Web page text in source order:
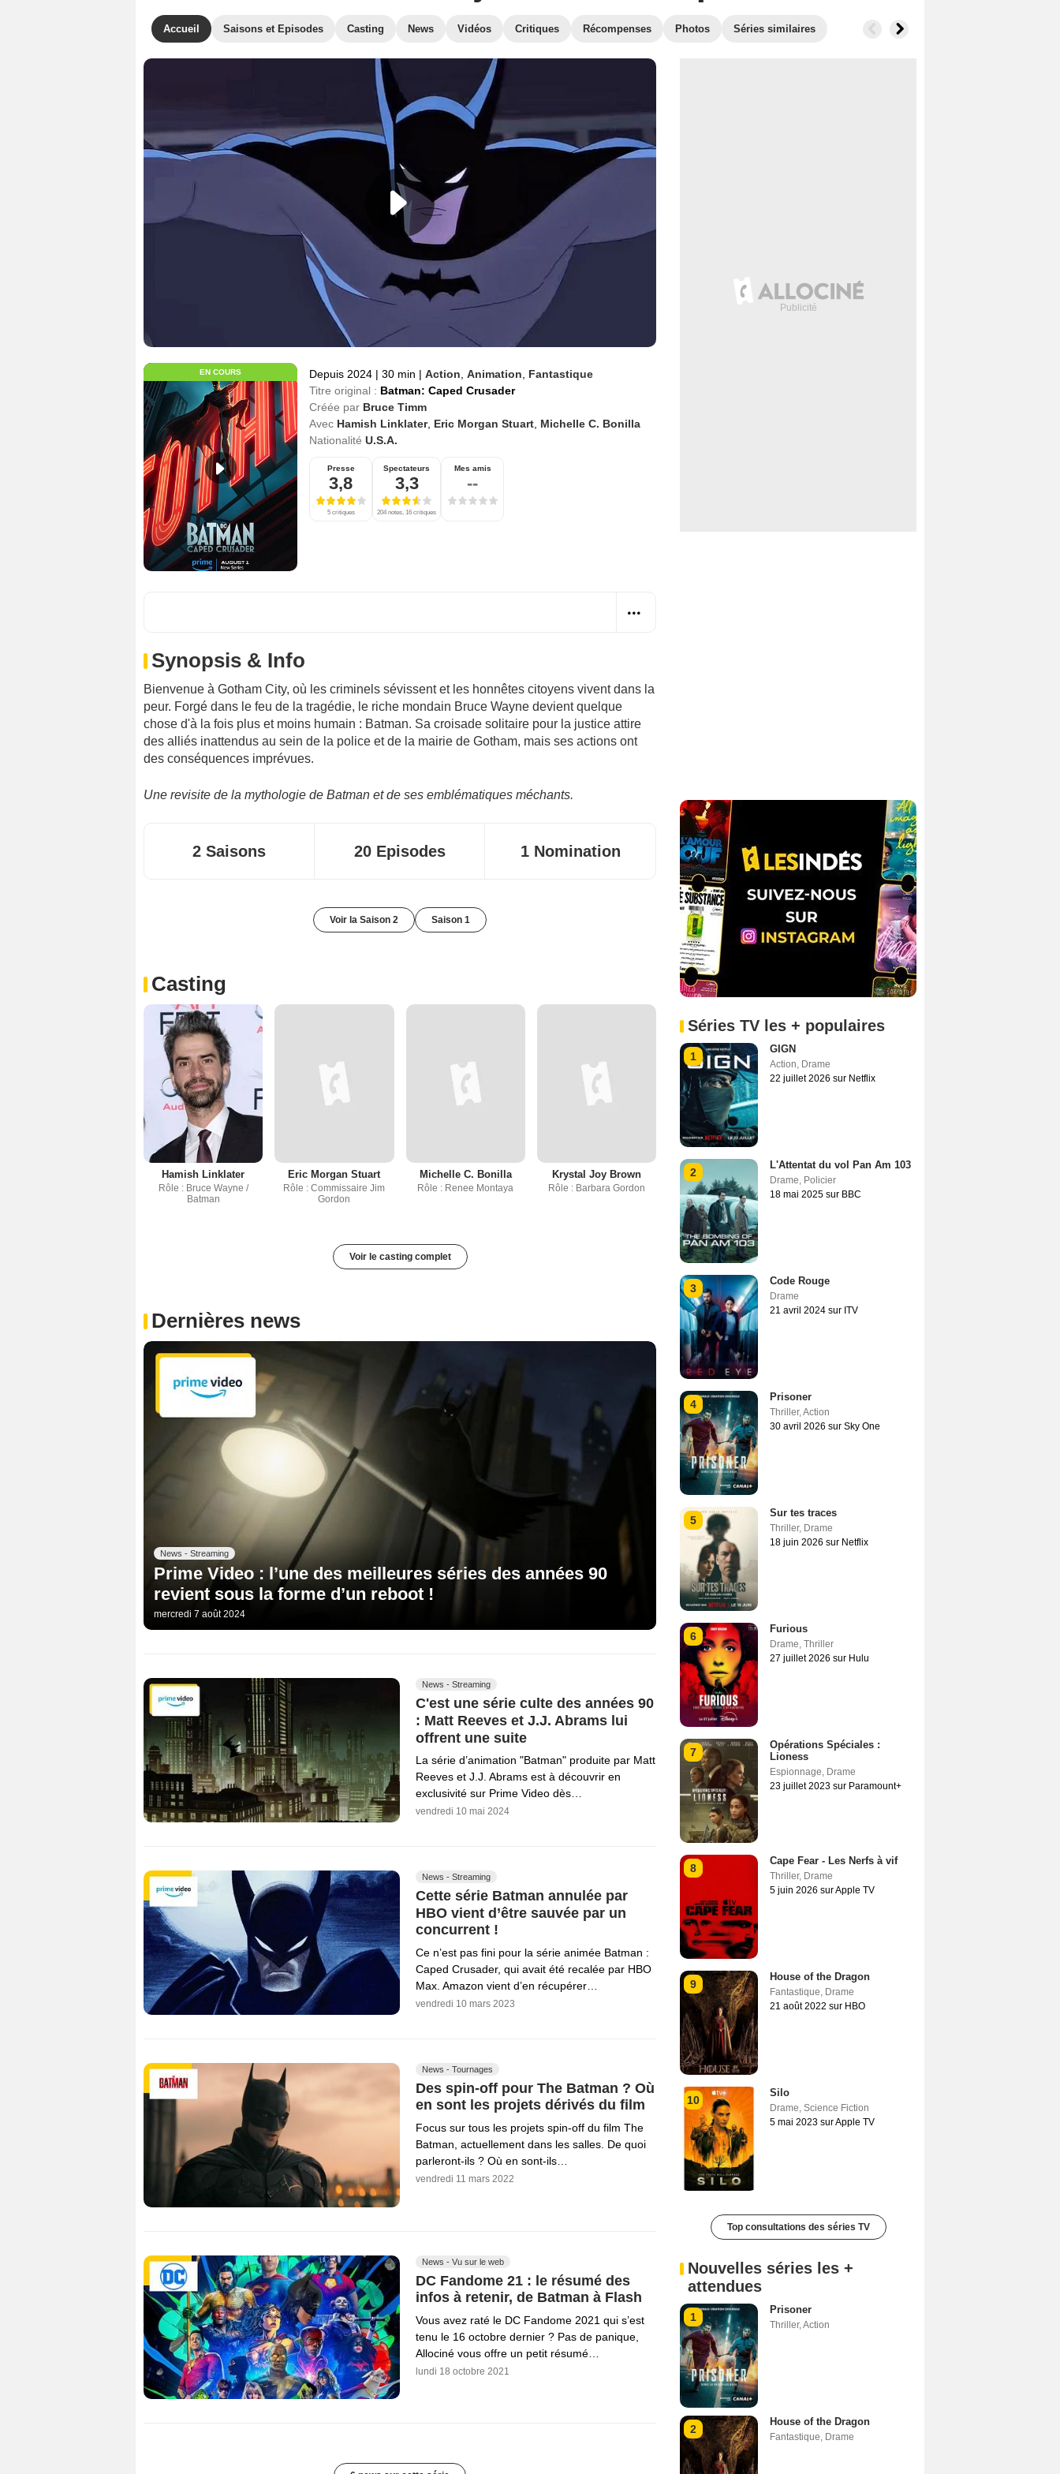
Accueil Saisons et Episodes Casting News Vidéos Critiques Récompenses Photos Séries similaires
EN COURS Depuis 2024 | 30 min | Action Animation
Fantastique
Titre original : Batman: Caped Crusader
Créée par Bruce Timm
Avec Hamish Linklater, Eric Morgan Stuart Michelle C. Bonilla
Nationalité U.S.A.
Presse
3,8
5 critiques
Spectateurs
3,3
204 notes, 16 critiques
Mes amis
--
Synopsis & Info
Bienvenue à Gotham City, où les criminels sévissent et les honnêtes citoyens vivent dans la
peur. Forgé dans le feu de la tragédie, le riche mondain Bruce Wayne devient quelque
chose d'à la fois plus et moins humain : Batman. Sa croisade solitaire pour la justice attire
des alliés inattendus au sein de la police et de la mairie de Gotham, mais ses actions ont
des conséquences imprévues.
Une revisite de la mythologie de Batman et de ses emblématiques méchants.
2 Saisons 20 Episodes 1 Nomination
Voir la Saison 2 Saison 1
Casting
Hamish Linklater
Rôle : Bruce Wayne /
Batman
Eric Morgan Stuart
Rôle : Commissaire Jim
Gordon
Michelle C. Bonilla
Rôle : Renee Montaya
Krystal Joy Brown
Rôle : Barbara Gordon
Voir le casting complet
Dernières news
News - Streaming
Prime Video : l’une des meilleures séries des années 90
revient sous la forme d’un reboot !
mercredi 7 août 2024
News - Streaming
C'est une série culte des années 90
: Matt Reeves et J.J. Abrams lui
offrent une suite
La série d’animation "Batman" produite par Matt
Reeves et J.J. Abrams est à découvrir en
exclusivité sur Prime Video dès…
vendredi 10 mai 2024
News - Streaming
Cette série Batman annulée par
HBO vient d’être sauvée par un
concurrent !
Ce n’est pas fini pour la série animée Batman :
Caped Crusader, qui avait été recalée par HBO
Max. Amazon vient d’en récupérer…
vendredi 10 mars 2023
News - Tournages
Des spin-off pour The Batman ? Où
en sont les projets dérivés du film
Focus sur tous les projets spin-off du film The
Batman, actuellement dans les salles. De quoi
parleront-ils ? Où en sont-ils…
vendredi 11 mars 2022
News - Vu sur le web
DC Fandome 21 : le résumé des
infos à retenir, de Batman à Flash
Vous avez raté le DC Fandome 2021 qui s’est
tenu le 16 octobre dernier ? Pas de panique,
Allociné vous offre un petit résumé…
lundi 18 octobre 2021
Séries TV les + populaires
1
GIGN
Action, Drame
22 juillet 2026 sur Netflix
2
L'Attentat du vol Pan Am 103
Drame, Policier
18 mai 2025 sur BBC
3
Code Rouge
Drame
21 avril 2024 sur ITV
4
Prisoner
Thriller,Action
30 avril 2026 sur Sky One
5
Sur tes traces
Thriller, Drame
18 juin 2026 sur Netflix
6
Furious
Drame, Thriller
27 juillet 2026 sur Hulu
7
Opérations Spéciales :
Lioness
Espionnage, Drame
23 juillet 2023 sur Paramount+
8
Cape Fear - Les Nerfs à vif
Thriller, Drame
5 juin 2026 sur Apple TV
9
House of the Dragon
Fantastique, Drame
21 août 2022 sur HBO
10
Silo
Drame, Science Fiction
5 mai 2023 sur Apple TV
Top consultations des séries TV
Nouvelles séries les +
attendues
1
Prisoner
Thriller,Action
2
House of the Dragon
Fantastique, Drame